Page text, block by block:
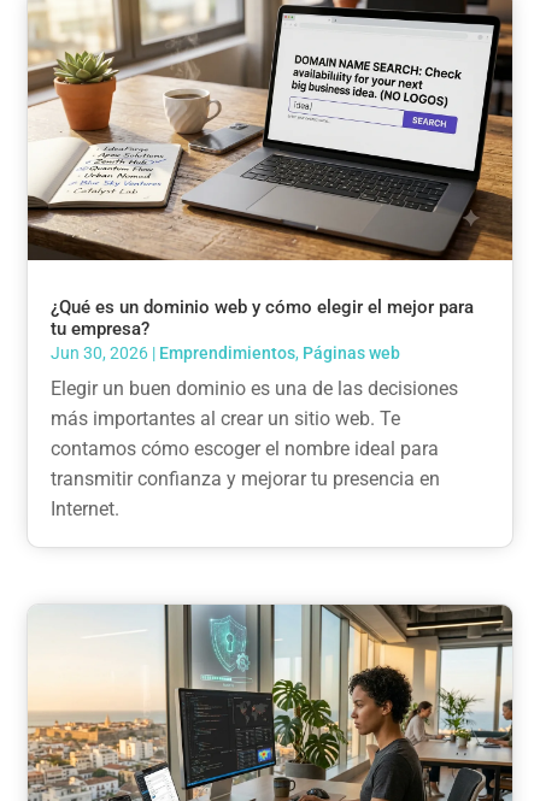
¿Qué es un dominio web y cómo elegir el mejor para
tu empresa?
Jun 30, 2026 | Emprendimientos, Páginas web
Elegir un buen dominio es una de las decisiones
más importantes al crear un sitio web. Te
contamos cómo escoger el nombre ideal para
transmitir confianza y mejorar tu presencia en
Internet.